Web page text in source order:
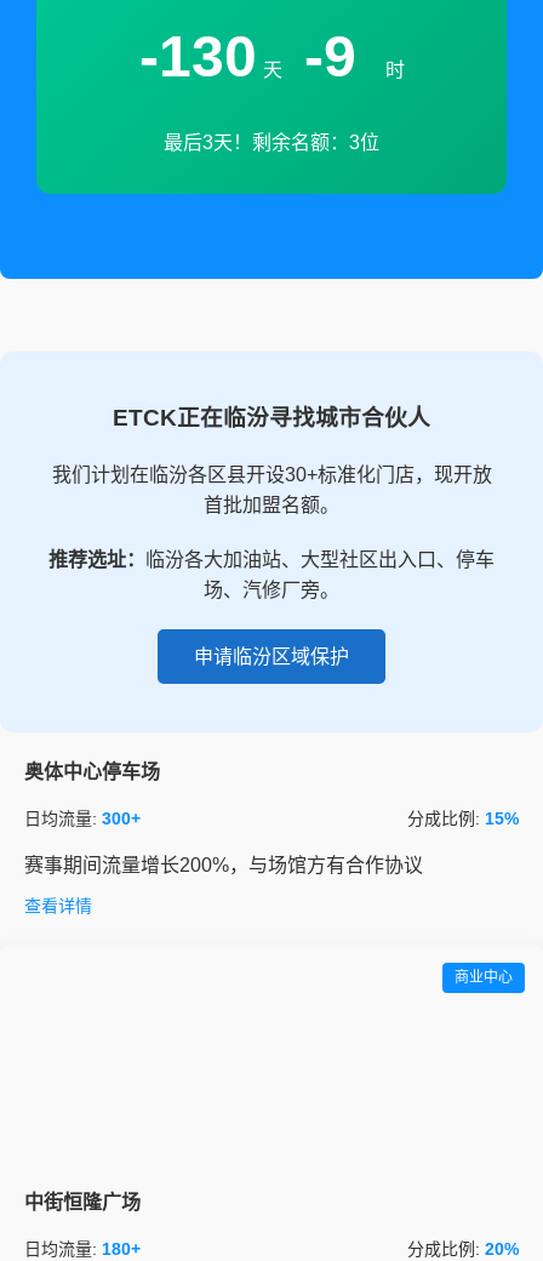
-130 天 -9 时
最后3天！剩余名额：3位
ETCK正在临汾寻找城市合伙人
我们计划在临汾各区县开设30+标准化门店，现开放
首批加盟名额。
推荐选址：
临汾各大加油站、大型社区出入口、停车
场、汽修厂旁。
申请临汾区域保护
奥体中心停车场
日均流量: 300+ 分成比例: 15%
赛事期间流量增长200%，与场馆方有合作协议
查看详情
商业中心
中街恒隆广场
日均流量: 180+ 分成比例: 20%